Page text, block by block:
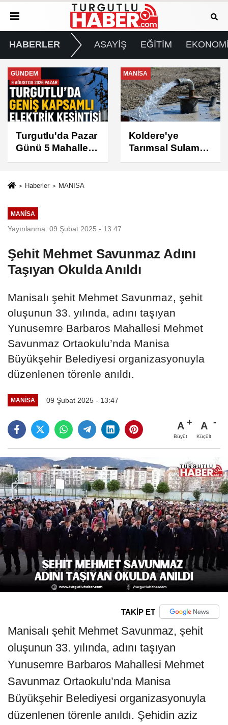
HABERLER ASAYİŞ EĞİTİM
MANİSA
Koldere'ye
Tarımsal Sulama
Desteği
GÜNDEM
Manisa'da 1.200
Kınalı Keklik
Doğaya Salındı
Haberler MANİSA
MANİSA
Yayınlanma: 09 Şubat 2025 - 13:47
Şehit Mehmet Savunmaz Adını
Taşıyan Okulda Anıldı
Manisalı şehit Mehmet Savunmaz, şehit
oluşunun 33. yılında, adını taşıyan
Yunusemre Barbaros Mahallesi Mehmet
Savunmaz Ortaokulu’nda Manisa
Büyükşehir Belediyesi organizasyonuyla
düzenlenen törenle anıldı.
MANİSA 09 Şubat 2025 - 13:47
A
Büyüt
A
Küçült
TAKİP ET
Manisalı şehit Mehmet Savunmaz, şehit
oluşunun 33. yılında, adını taşıyan
Yunusemre Barbaros Mahallesi Mehmet
Savunmaz Ortaokulu’nda Manisa
Büyükşehir Belediyesi organizasyonuyla
düzenlenen törenle anıldı. Şehidin aziz